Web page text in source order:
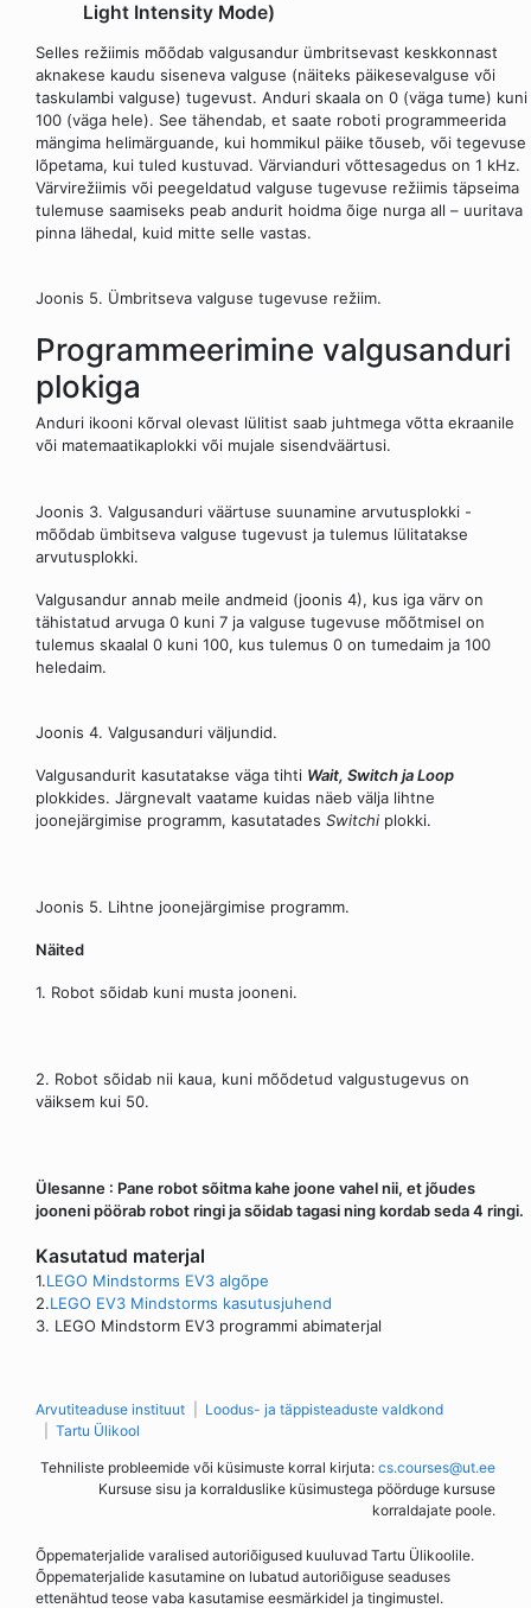
Light Intensity Mode)
Selles režiimis mõõdab valgusandur ümbritsevast keskkonnast
aknakese kaudu siseneva valguse (näiteks päikesevalguse või
taskulambi valguse) tugevust. Anduri skaala on 0 (väga tume) kuni
100 (väga hele). See tähendab, et saate roboti programmeerida
mängima helimärguande, kui hommikul päike tõuseb, või tegevuse
lõpetama, kui tuled kustuvad. Värvianduri võttesagedus on 1 kHz.
Värvirežiimis või peegeldatud valguse tugevuse režiimis täpseima
tulemuse saamiseks peab andurit hoidma õige nurga all – uuritava
pinna lähedal, kuid mitte selle vastas.
Joonis 5. Ümbritseva valguse tugevuse režiim.
Programmeerimine valgusanduri
plokiga
Anduri ikooni kõrval olevast lülitist saab juhtmega võtta ekraanile
või matemaatikaplokki või mujale sisendväärtusi.
Joonis 3. Valgusanduri väärtuse suunamine arvutusplokki -
mõõdab ümbitseva valguse tugevust ja tulemus lülitatakse
arvutusplokki.
Valgusandur annab meile andmeid (joonis 4), kus iga värv on
tähistatud arvuga 0 kuni 7 ja valguse tugevuse mõõtmisel on
tulemus skaalal 0 kuni 100, kus tulemus 0 on tumedaim ja 100
heledaim.
Joonis 4. Valgusanduri väljundid.
Valgusandurit kasutatakse väga tihti Wait, SwitchjaLoop
plokkides. Järgnevalt vaatame kuidas näeb välja lihtne
joonejärgimise programm, kasutatades Switchi plokki.
Joonis 5. Lihtne joonejärgimise programm.
Näited
1. Robot sõidab kuni musta jooneni.
2. Robot sõidab nii kaua, kuni mõõdetud valgustugevus on
väiksem kui 50.
Ülesanne : Pane robot sõitma kahe joone vahel nii, et jõudes
jooneni pöörab robot ringi ja sõidab tagasi ning kordab seda 4 ringi.
Kasutatud materjal
1.LEGO Mindstorms EV3 algõpe
2.LEGO EV3 Mindstorms kasutusjuhend
3. LEGO Mindstorm EV3 programmi abimaterjal
Arvutiteaduse instituut
Loodus- ja täppisteaduste valdkond
Tartu Ülikool
Tehniliste probleemide või küsimuste korral kirjuta: cs.courses@ut.ee
Kursuse sisu ja korralduslike küsimustega pöörduge kursuse
korraldajate poole.
Õppematerjalide varalised autoriõigused kuuluvad Tartu Ülikoolile.
Õppematerjalide kasutamine on lubatud autoriõiguse seaduses
ettenähtud teose vaba kasutamise eesmärkidel ja tingimustel.